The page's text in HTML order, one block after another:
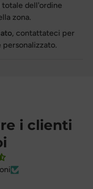
dell'ordine
zona.
, contattateci per
i clienti